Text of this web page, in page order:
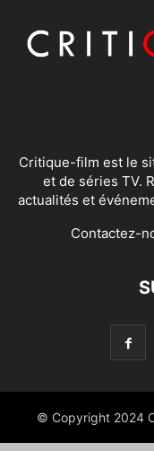
Critique-film est le
et de séries TV.
actualités et
Contactez-
© Copyright 2024